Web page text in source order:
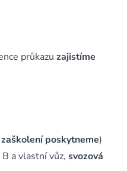
průkazu zajistíme
zaškolení poskytneme)
a vlastní vůz, svozová